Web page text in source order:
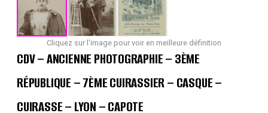
Cliquez sur l'image pour voir en meilleure définition
CDV – ANCIENNE PHOTOGRAPHIE – 3ÈME
RÉPUBLIQUE – 7ÈME CUIRASSIER – CASQUE –
CUIRASSE – LYON – CAPOTE